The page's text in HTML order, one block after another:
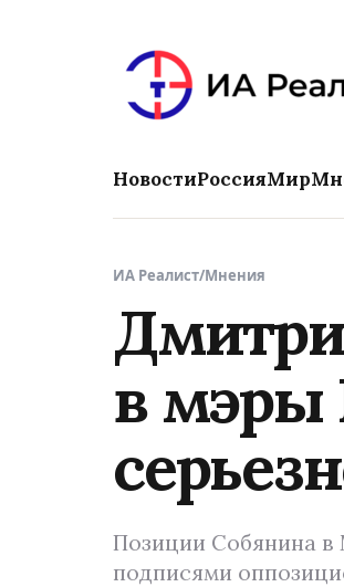
НовостиРоссияМир
ИА Реалист/Мнения
в мэры
Позиции Собянина в
подписями